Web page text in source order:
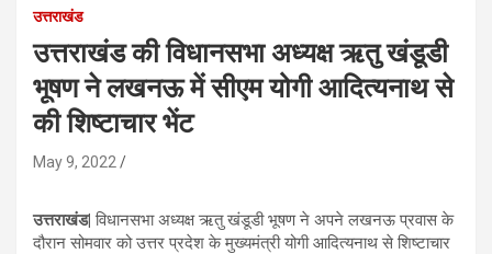
उत्तराखंड
उत्तराखंड की विधानसभा अध्यक्ष ऋतु खंडूडी
भूषण ने लखनऊ में सीएम योगी आदित्यनाथ से
की शिष्टाचार भेंट
May 9, 2022
उत्तराखंड| विधानसभा अध्यक्ष ऋतु खंडूडी भूषण ने अपने लखनऊ प्रवास के
दौरान सोमवार को उत्तर प्रदेश के मुख्यमंत्री योगी आदित्यनाथ से शिष्टाचार